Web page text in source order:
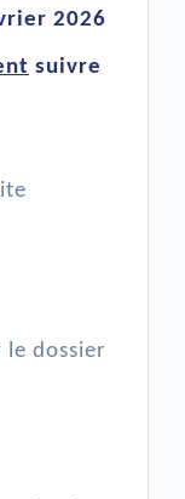
2026
suivre
le dossier